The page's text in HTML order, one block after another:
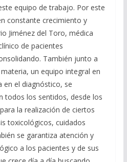
equipo de trabajo. Por este
constante crecimiento y
Jiménez del Toro, médica
de pacientes
También junto a
un equipo integral en
en el diagnóstico, se
todos los sentidos, desde los
la realización de ciertos
toxicológicos, cuidados
se garantiza atención y
a los pacientes y de sus